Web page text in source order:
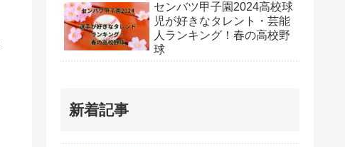
センバツ甲子園2024高校球
児が好きなタレント・芸能
人ランキング！春の高校野
球
新着記事